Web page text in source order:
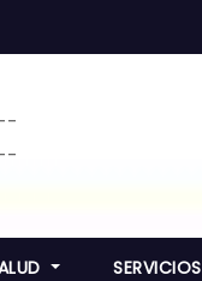
SERVICIOS